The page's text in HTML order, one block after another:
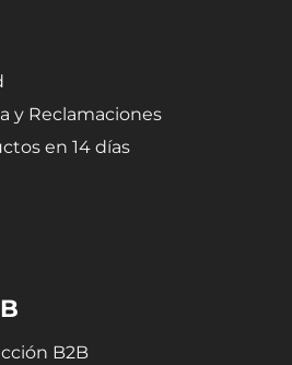
y Reclamaciones
en 14 días
B2B